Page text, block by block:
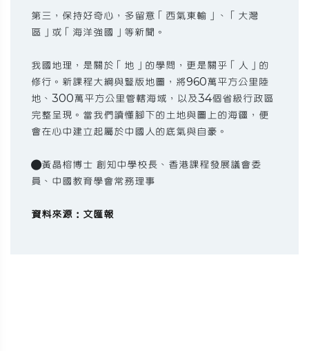
第三，保持好奇心，多留意「西氣東輸」、「大灣
區」或「海洋強國」等新聞。
我國地理，是關於「地」的學問，更是關乎「人」的
修行。新課程大綱與豎版地圖，將960萬平方公里陸
地、300萬平方公里管轄海域，以及34個省級行政區
完整呈現。當我們讀懂腳下的土地與圖上的海疆，便
會在心中建立起屬於中國人的底氣與自豪。
●黃晶榕博士 創知中學校長、香港課程發展議會委
員、中國教育學會常務理事
資料來源：文匯報